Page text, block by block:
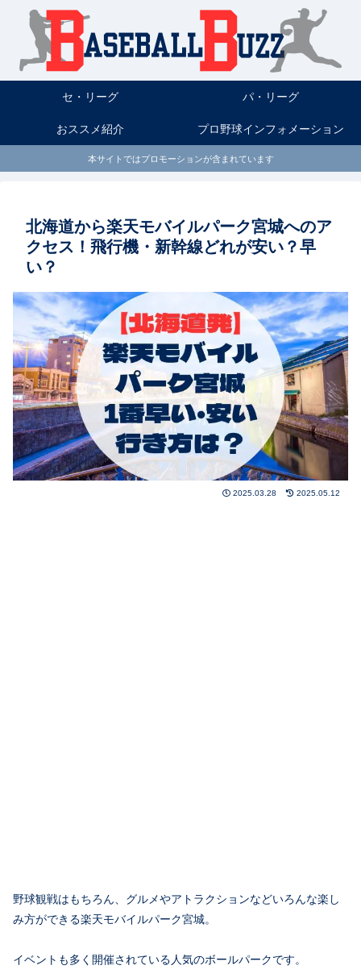
セ・リーグ パ・リーグ
おススメ紹介 プロ野球インフォメーション
本サイトではプロモーションが含まれています
北海道から楽天モバイルパーク宮城へのア
クセス！飛行機・新幹線どれが安い？早
い？
2025.03.28 2025.05.12
野球観戦はもちろん、グルメやアトラクションなどいろんな楽し
み方ができる楽天モバイルパーク宮城。
イベントも多く開催されている人気のボールパークです。